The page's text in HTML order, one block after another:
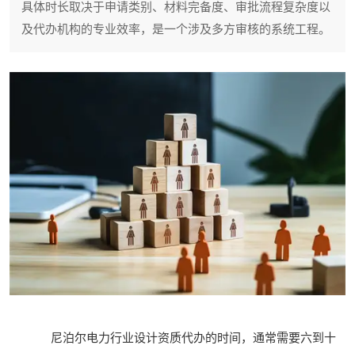
具体时长取决于申请类别、材料完备度、审批流程复杂度以
及代办机构的专业效率，是一个涉及多方审核的系统工程。
尼泊尔电力行业设计资质代办的时间，通常需要六到十